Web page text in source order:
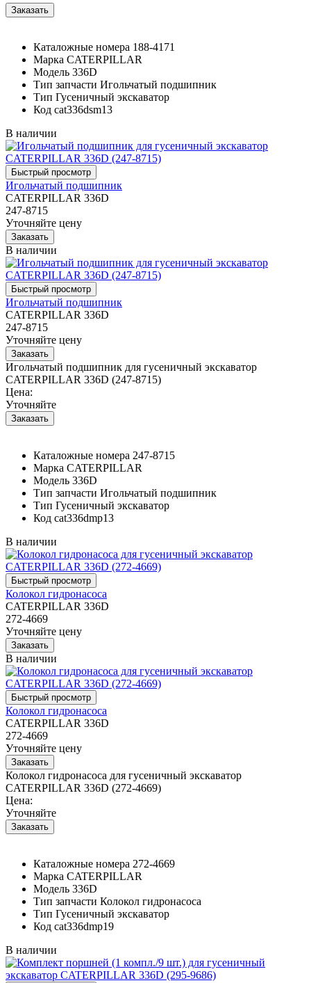
Каталожные номера 188-4171
Марка CATERPILLAR
Модель 336D
Тип запчасти Игольчатый подшипник
Тип Гусеничный экскаватор
Код cat336dsm13
В наличии
Игольчатый подшипник
CATERPILLAR 336D
247-8715
Уточняйте цену
В наличии
Игольчатый подшипник
CATERPILLAR 336D
247-8715
Уточняйте цену
Игольчатый подшипник для гусеничный экскаватор
CATERPILLAR 336D (247-8715)
Цена:
Уточняйте
Каталожные номера 247-8715
Марка CATERPILLAR
Модель 336D
Тип запчасти Игольчатый подшипник
Тип Гусеничный экскаватор
Код cat336dmp13
В наличии
Колокол гидронасоса
CATERPILLAR 336D
272-4669
Уточняйте цену
В наличии
Колокол гидронасоса
CATERPILLAR 336D
272-4669
Уточняйте цену
Колокол гидронасоса для гусеничный экскаватор
CATERPILLAR 336D (272-4669)
Цена:
Уточняйте
Каталожные номера 272-4669
Марка CATERPILLAR
Модель 336D
Тип запчасти Колокол гидронасоса
Тип Гусеничный экскаватор
Код cat336dmp19
В наличии